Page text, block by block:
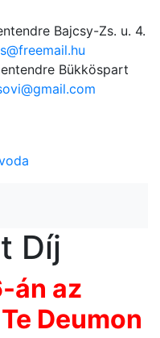
Bajcsy-Zs. u. 4.
Bükköspart
Díj
án az
Deumon